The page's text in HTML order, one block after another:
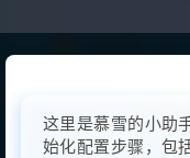
这里是慕雪的小助
始化配置步骤，包